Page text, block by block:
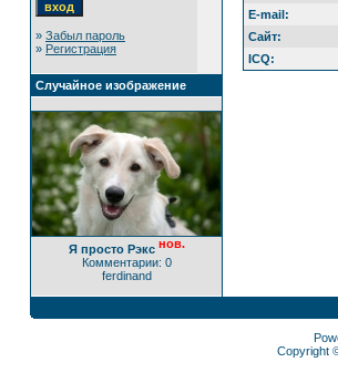
» Забыл пароль
» Регистрация
Случайное изображение
Я просто Рэкс нов.
Комментарии: 0
ferdinand
E-mail:
Сайт:
ICQ:
Copyright